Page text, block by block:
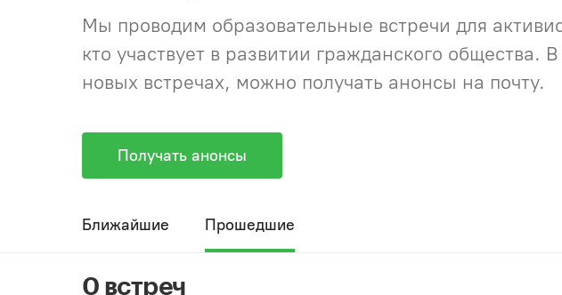
Мы проводим образовательные встречи для
кто участвует в развитии гражданского
новых встречах, можно получать анонсы на почту.
Получать анонсы
Ближайшие Прошедшие
0 встреч